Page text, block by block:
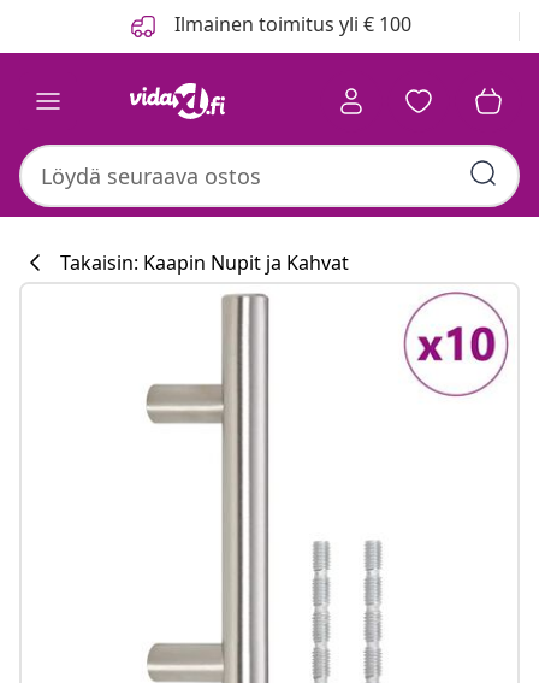
Ilmainen toimitus yli € 100
Takaisin: Kaapin Nupit ja Kahvat